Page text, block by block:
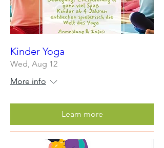
Kinder Yoga
Wed, Aug 12
More info
Learn more